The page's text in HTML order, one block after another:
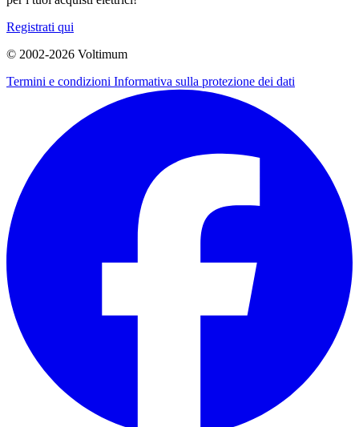
Registrati qui
© 2002-2026 Voltimum
Termini e condizioni Informativa sulla protezione dei dati